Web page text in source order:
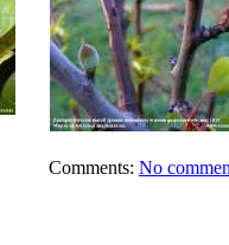
Comments: No